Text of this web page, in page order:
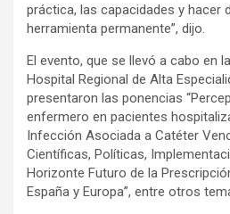
práctica, las capacidades y hacer
herramienta permanente”, dijo.
El evento, que se llevó a cabo en
Hospital Regional de Alta
presentaron las ponencias
enfermero en pacientes
Infección Asociada a Catéter
Científicas, Políticas,
Horizonte Futuro de la
España y Europa”, entre otros